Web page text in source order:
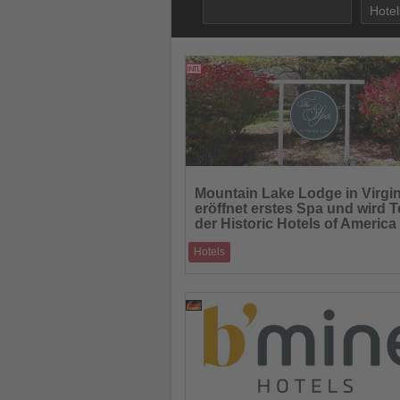
22.10.2025
Sie
die
Nachrichten
Mountain Lake Lodge in
eröffnet erstes Spa und wird
der Historic Hotels of America
Hotels